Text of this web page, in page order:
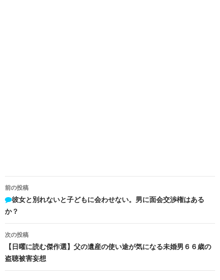
投
稿
ナ
ビ
ゲ
ー
前の投稿
彼女と別れないと子どもに会わせない。男に面会交渉権はある
か？
次の投稿
【日曜に読む傑作選】父の遺産の使い途が気になる未婚男６６歳の
盗聴被害妄想